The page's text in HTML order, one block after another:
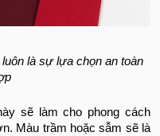
là sự lựa chọn an toàn
sẽ làm cho phong cách
Màu trầm hoặc sẫm sẽ là